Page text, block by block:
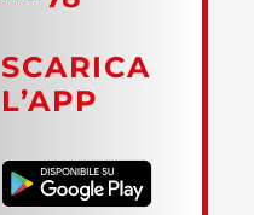
SCARICA
L’APP